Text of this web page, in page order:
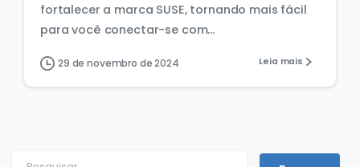
fortalecer a marca SUSE, tornando mais fácil
para você conectar-se com...
29 de novembro de 2024 Leia mais